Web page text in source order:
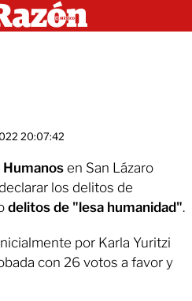
20:07:42
en San Lázaro
los delitos de
delitos de "lesa humanidad".
por Karla Yuritzi
con 26 votos a favor y